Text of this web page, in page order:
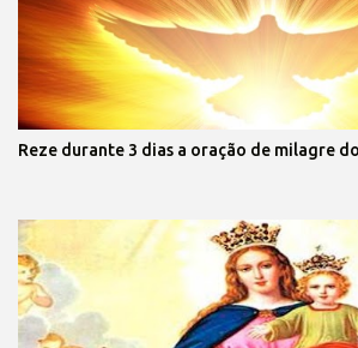
Reze durante 3 dias a oração de milagre